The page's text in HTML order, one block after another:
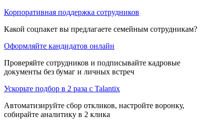
Корпоративная поддержка сотрудников
Какой соцпакет вы предлагаете семейным сотрудникам?
Оформляйте кандидатов онлайн
Проверяйте сотрудников и подписывайте кадровые
документы без бумаг и личных встреч
Ускорьте подбор в 2 раза с Talantix
Автоматизируйте сбор откликов, настройте воронку,
собирайте аналитику в 2 клика